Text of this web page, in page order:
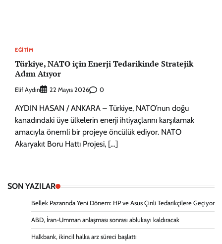
EĞITIM
Türkiye, NATO için Enerji Tedarikinde Stratejik
Adım Atıyor
Elif Aydın 22 Mayıs 2026 0
AYDIN HASAN / ANKARA – Türkiye, NATO’nun doğu
kanadındaki üye ülkelerin enerji ihtiyaçlarını karşılamak
amacıyla önemli bir projeye öncülük ediyor. NATO
Akaryakıt Boru Hattı Projesi, […]
SON YAZILAR
Bellek Pazarında Yeni Dönem: HP ve Asus Çinli Tedarikçilere Geçiyor
ABD, İran-Umman anlaşması sonrası ablukayı kaldıracak
Halkbank, ikincil halka arz süreci başlattı